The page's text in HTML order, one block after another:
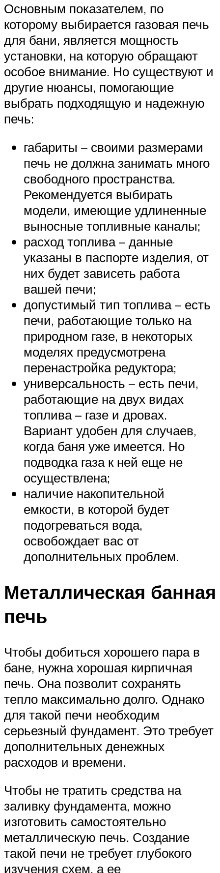
Основным показателем, по
которому выбирается газовая печь
для бани, является мощность
установки, на которую обращают
особое внимание. Но существуют и
другие нюансы, помогающие
выбрать подходящую и надежную
печь:
габариты – своими размерами
печь не должна занимать много
свободного пространства.
Рекомендуется выбирать
модели, имеющие удлиненные
выносные топливные каналы;
расход топлива – данные
указаны в паспорте изделия, от
них будет зависеть работа
вашей печи;
допустимый тип топлива – есть
печи, работающие только на
природном газе, в некоторых
моделях предусмотрена
перенастройка редуктора;
универсальность – есть печи,
работающие на двух видах
топлива – газе и дровах.
Вариант удобен для случаев,
когда баня уже имеется. Но
подводка газа к ней еще не
осуществлена;
наличие накопительной
емкости, в которой будет
подогреваться вода,
освобождает вас от
дополнительных проблем.
Металлическая банная
печь
Чтобы добиться хорошего пара в
бане, нужна хорошая кирпичная
печь. Она позволит сохранять
тепло максимально долго. Однако
для такой печи необходим
серьезный фундамент. Это требует
дополнительных денежных
расходов и времени.
Чтобы не тратить средства на
заливку фундамента, можно
изготовить самостоятельно
металлическую печь. Создание
такой печи не требует глубокого
изучения схем, а ее